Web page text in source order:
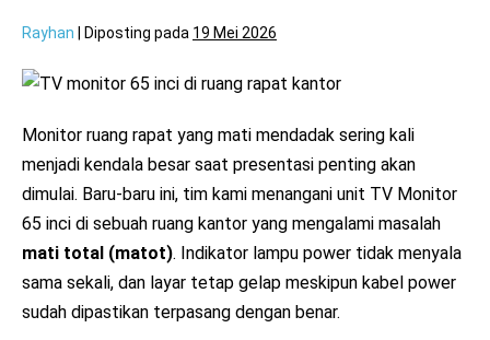
Rayhan Diposting pada 19 Mei 2026
Monitor ruang rapat yang mati mendadak sering kali
menjadi kendala besar saat presentasi penting akan
dimulai. Baru-baru ini, tim kami menangani unit TV Monitor
65 inci di sebuah ruang kantor yang mengalami masalah
mati total (matot). Indikator lampu power tidak menyala
sama sekali, dan layar tetap gelap meskipun kabel power
sudah dipastikan terpasang dengan benar.